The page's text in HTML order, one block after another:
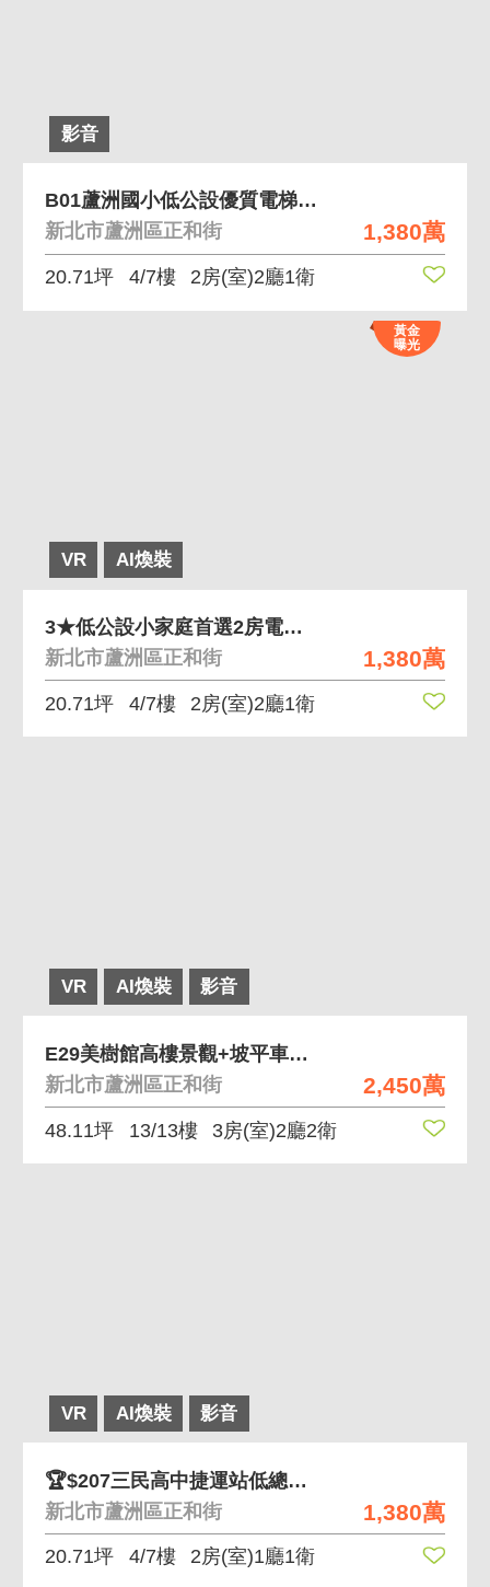
影音
1,380萬
B01蘆洲國小低公設優質電梯兩房近三民高中捷運
新北市蘆洲區正和街
20.71坪 4/7樓 2房(室)2廳1衛
VR AI煥裝
黃金
曝光
1,380萬
3★低公設小家庭首選2房電梯華廈-336=
新北市蘆洲區正和街
20.71坪 4/7樓 2房(室)2廳1衛
VR AI煥裝 影音
2,450萬
E29美樹館高樓景觀+坡平車位🚩三民高中捷運站
新北市蘆洲區正和街
48.11坪 13/13樓 3房(室)2廳2衛
VR AI煥裝 影音
1,380萬
🏆$207三民高中捷運站低總價電梯二房
新北市蘆洲區正和街
20.71坪 4/7樓 2房(室)1廳1衛